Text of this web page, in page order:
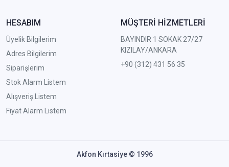
HESABIM
Üyelik Bilgilerim
Adres Bilgilerim
Siparişlerim
Stok Alarm Listem
Alışveriş Listem
Fiyat Alarm Listem
MÜŞTERİ HİZMETLERİ
BAYINDIR 1 SOKAK 27/27
KIZILAY/ANKARA
+90 (312) 431 56 35
Akfon Kırtasiye © 1996